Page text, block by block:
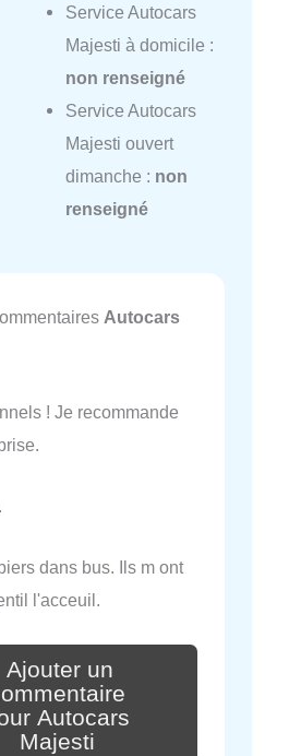
Service Autocars
Majesti à domicile :
non renseigné
Service Autocars
Majesti ouvert
dimanche : non
renseigné
Autocars
! Je recommande
dans bus. Ils m ont
l'acceuil.
Ajouter un
Autocars
Majesti